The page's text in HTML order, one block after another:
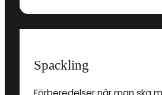
Spackling